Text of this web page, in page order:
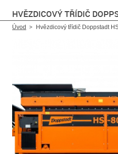
HVĚZDICOVÝ TŘÍDIČ
Úvod Hvězdicový třídič Doppstadt